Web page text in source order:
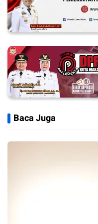
Baca Juga